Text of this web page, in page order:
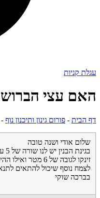
עגלת קניות
האם עצי
דף הבית - פורום גינון ותיכנון נוף -
שלום אודי ושנה טובה
זינקו לגובה
לצמח נוסף שיכול להתאים
בברכה שוקי